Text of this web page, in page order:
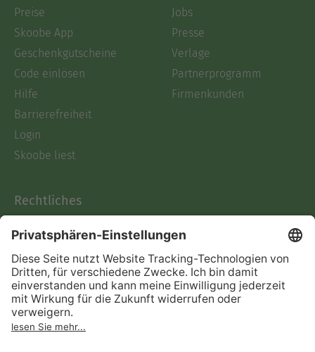
Preise
Skoobe App
Geschenkgutscheine
Code einlösen
Hilfe
Barrierefreiheit
Login
Skoobe liest
Jobs
Presse
Verlage
Partnerprogramm
Firmenkunden
Rechtliches
AGB
Informationen nach Data
Act
Verträge hier kündigen
Impressum